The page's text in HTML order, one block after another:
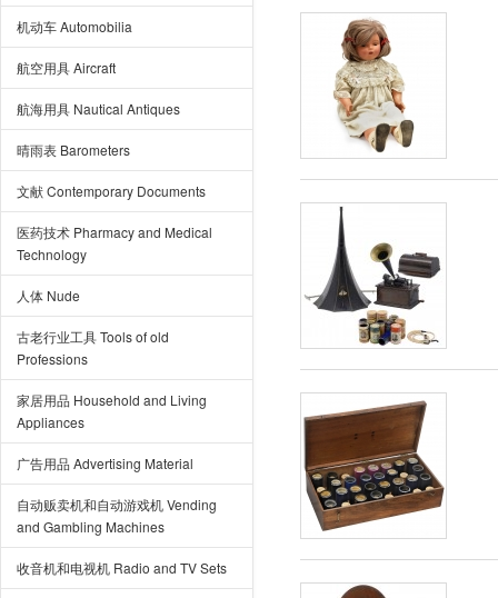
机动车 Automobilia
航空用具 Aircraft
航海用具 Nautical Antiques
晴雨表 Barometers
文献 Contemporary Documents
医药技术 Pharmacy and Medical
Technology
人体 Nude
古老行业工具 Tools of old
Professions
家居用品 Household and Living
Appliances
广告用品 Advertising Material
自动贩卖机和自动游戏机 Vending
and Gambling Machines
收音机和电视机 Radio and TV Sets